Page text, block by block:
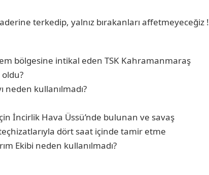
terkedip, yalnız bırakanları affetmeyeceğiz !
bölgesine intikal eden TSK Kahramanmaraş
neden kullanılmadı?
İncirlik Hava Üssü’nde bulunan ve savaş
dört saat içinde tamir etme
Ekibi neden kullanılmadı?